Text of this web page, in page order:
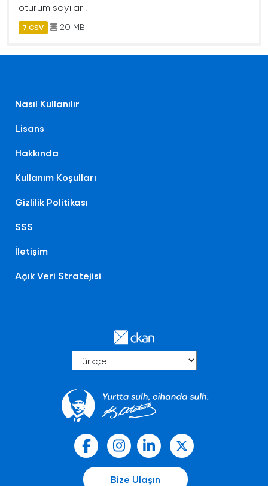
oturum sayıları.
7 CSV 20 MB
Nasıl Kullanılır
Lisans
Hakkında
Kullanım Koşulları
Gizlilik Politikası
SSS
İletişim
Açık Veri Stratejisi
Bize Ulaşın